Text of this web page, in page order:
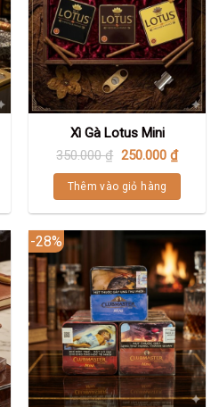
Xì Gà Lotus Mini
350.000₫ 250.000 ₫
Thêm vào giỏ hàng
-28%